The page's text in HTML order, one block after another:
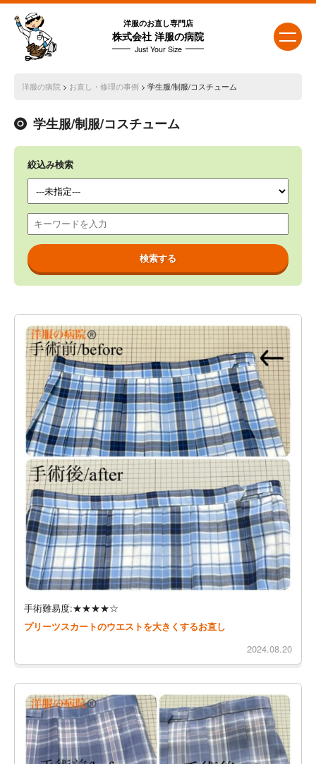
洋服のお直し専門店
株式会社 洋服の病院
Just Your Size
洋服の病院 > お直し・修理の事例 > 学生服/制服/コスチューム
学生服/制服/コスチューム
絞込み検索
手術難易度:★★★★☆
プリーツスカートのウエストを大きくするお直し
2024.08.20